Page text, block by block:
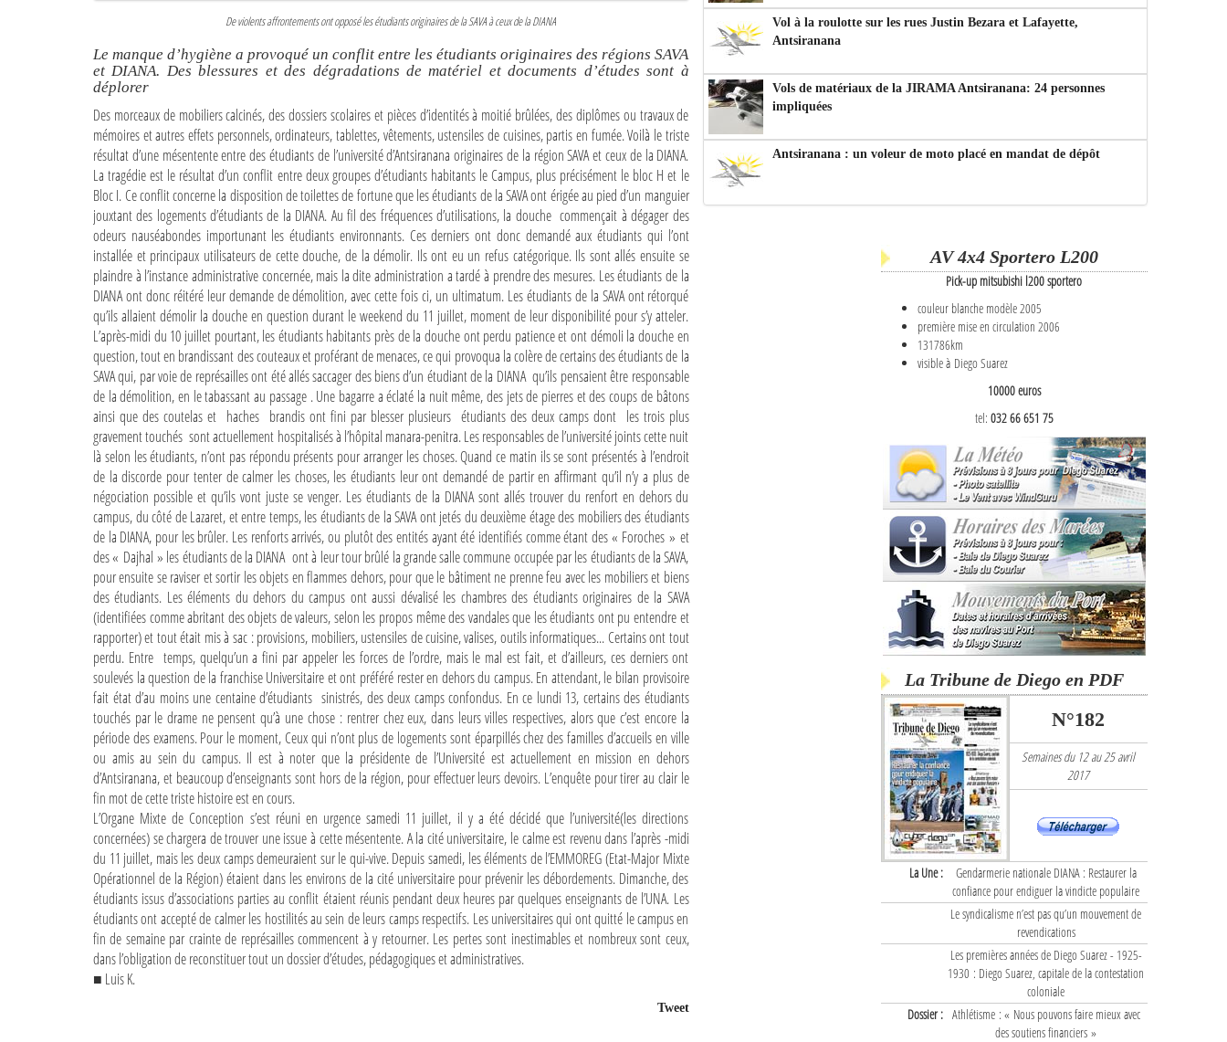
De violents affrontements ont opposé les étudiants originaires de la SAVA à ceux de la DIANA
Le manque d’hygiène a provoqué un conflit entre les étudiants originaires des régions SAVA
et DIANA. Des blessures et des dégradations de matériel et documents d’études sont à
déplorer
Des morceaux de mobiliers calcinés, des dossiers scolaires et pièces d’identités à moitié brûlées, des diplômes ou travaux de
mémoires et autres effets personnels, ordinateurs, tablettes, vêtements, ustensiles de cuisines, partis en fumée. Voilà le triste
résultat d’une mésentente entre des étudiants de l’université d’Antsiranana originaires de la région SAVA et ceux de la DIANA.
La tragédie est le résultat d’un conflit entre deux groupes d’étudiants habitants le Campus, plus précisément le bloc H et le
Bloc I. Ce conflit concerne la disposition de toilettes de fortune que les étudiants de la SAVA ont érigée au pied d’un manguier
jouxtant des logements d’étudiants de la DIANA. Au fil des fréquences d’utilisations, la douche commençait à dégager des
odeurs nauséabondes importunant les étudiants environnants. Ces derniers ont donc demandé aux étudiants qui l’ont
installée et principaux utilisateurs de cette douche, de la démolir. Ils ont eu un refus catégorique. Ils sont allés ensuite se
plaindre à l’instance administrative concernée, mais la dite administration a tardé à prendre des mesures. Les étudiants de la
DIANA ont donc réitéré leur demande de démolition, avec cette fois ci, un ultimatum. Les étudiants de la SAVA ont rétorqué
qu’ils allaient démolir la douche en question durant le weekend du 11 juillet, moment de leur disponibilité pour s’y atteler.
L’après-midi du 10 juillet pourtant, les étudiants habitants près de la douche ont perdu patience et ont démoli la douche en
question, tout en brandissant des couteaux et proférant de menaces, ce qui provoqua la colère de certains des étudiants de la
SAVA qui, par voie de représailles ont été allés saccager des biens d’un étudiant de la DIANA qu’ils pensaient être responsable
de la démolition, en le tabassant au passage . Une bagarre a éclaté la nuit même, des jets de pierres et des coups de bâtons
ainsi que des coutelas et haches brandis ont fini par blesser plusieurs étudiants des deux camps dont les trois plus
gravement touchés sont actuellement hospitalisés à l’hôpital manara-penitra. Les responsables de l’université joints cette nuit
là selon les étudiants, n’ont pas répondu présents pour arranger les choses. Quand ce matin ils se sont présentés à l’endroit
de la discorde pour tenter de calmer les choses, les étudiants leur ont demandé de partir en affirmant qu’il n’y a plus de
négociation possible et qu’ils vont juste se venger. Les étudiants de la DIANA sont allés trouver du renfort en dehors du
campus, du côté de Lazaret, et entre temps, les étudiants de la SAVA ont jetés du deuxième étage des mobiliers des étudiants
de la DIANA, pour les brûler. Les renforts arrivés, ou plutôt des entités ayant été identifiés comme étant des « Foroches » et
des « Dajhal » les étudiants de la DIANA ont à leur tour brûlé la grande salle commune occupée par les étudiants de la SAVA,
pour ensuite se raviser et sortir les objets en flammes dehors, pour que le bâtiment ne prenne feu avec les mobiliers et biens
des étudiants. Les éléments du dehors du campus ont aussi dévalisé les chambres des étudiants originaires de la SAVA
(identifiées comme abritant des objets de valeurs, selon les propos même des vandales que les étudiants ont pu entendre et
rapporter) et tout était mis à sac : provisions, mobiliers, ustensiles de cuisine, valises, outils informatiques... Certains ont tout
perdu. Entre temps, quelqu’un a fini par appeler les forces de l’ordre, mais le mal est fait, et d’ailleurs, ces derniers ont
soulevés la question de la franchise Universitaire et ont préféré rester en dehors du campus. En attendant, le bilan provisoire
fait état d’au moins une centaine d’étudiants sinistrés, des deux camps confondus. En ce lundi 13, certains des étudiants
touchés par le drame ne pensent qu’à une chose : rentrer chez eux, dans leurs villes respectives, alors que c’est encore la
période des examens. Pour le moment, Ceux qui n’ont plus de logements sont éparpillés chez des familles d’accueils en ville
ou amis au sein du campus. Il est à noter que la présidente de l’Université est actuellement en mission en dehors
d’Antsiranana, et beaucoup d’enseignants sont hors de la région, pour effectuer leurs devoirs. L’enquête pour tirer au clair le
fin mot de cette triste histoire est en cours.
L’Organe Mixte de Conception s’est réuni en urgence samedi 11 juillet, il y a été décidé que l’université(les directions
concernées) se chargera de trouver une issue à cette mésentente. A la cité universitaire, le calme est revenu dans l’après -midi
du 11 juillet, mais les deux camps demeuraient sur le qui-vive. Depuis samedi, les éléments de l’EMMOREG (Etat-Major Mixte
Opérationnel de la Région) étaient dans les environs de la cité universitaire pour prévenir les débordements. Dimanche, des
étudiants issus d’associations parties au conflit étaient réunis pendant deux heures par quelques enseignants de l’UNA. Les
étudiants ont accepté de calmer les hostilités au sein de leurs camps respectifs. Les universitaires qui ont quitté le campus en
fin de semaine par crainte de représailles commencent à y retourner. Les pertes sont inestimables et nombreux sont ceux,
dans l’obligation de reconstituer tout un dossier d’études, pédagogiques et administratives.
■ Luis K.
Tweet
Vol à la roulotte sur les rues Justin Bezara et Lafayette,
Antsiranana
Vols de matériaux de la JIRAMA Antsiranana: 24 personnes
impliquées
Antsiranana : un voleur de moto placé en mandat de dépôt
AV 4x4 Sportero L200
Pick-up mitsubishi l200 sportero
couleur blanche modèle 2005
première mise en circulation 2006
131786km
visible à Diego Suarez
10000 euros
tel: 032 66 651 75
La Tribune de Diego en PDF
N°182
Semaines du 12 au 25 avril
2017
La Une :
Gendarmerie nationale DIANA : Restaurer la
confiance pour endiguer la vindicte populaire
Le syndicalisme n’est pas qu’un mouvement de
revendications
Les premières années de Diego Suarez - 1925-
1930 : Diego Suarez, capitale de la contestation
coloniale
Dossier : Athlétisme : « Nous pouvons faire mieux avec
des soutiens financiers »